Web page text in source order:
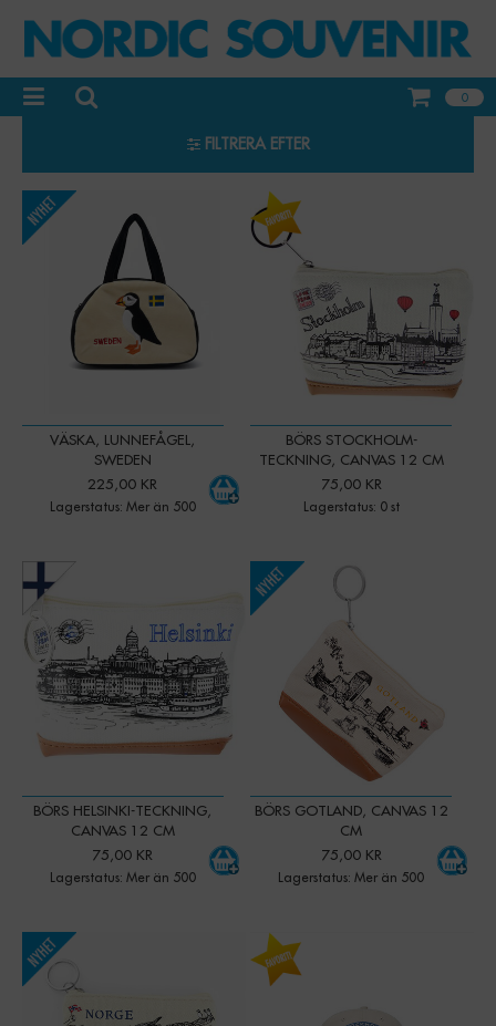
0
FILTRERA EFTER
VÄSKA, LUNNEFÅGEL,
SWEDEN
225,00 KR
Lagerstatus: Mer än 500
Qty: +
BÖRS STOCKHOLM-
TECKNING, CANVAS 12 CM
75,00 KR
Lagerstatus: 0 st
BÖRS HELSINKI-TECKNING,
CANVAS 12 CM
75,00 KR
Lagerstatus: Mer än 500
Qty:
BÖRS GOTLAND, CANVAS 12
CM
75,00 KR
Lagerstatus: Mer än 500
Qty: +
Qty: Qty: